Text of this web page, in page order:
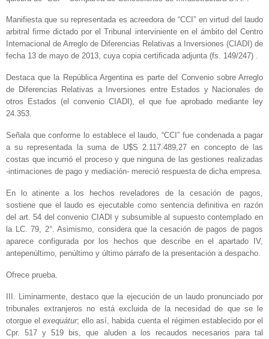
Manifiesta que su representada es acreedora de “CCI” en virtud del laudo
arbitral firme dictado por el Tribunal interviniente en el ámbito del Centro
Internacional de Arreglo de Diferencias Relativas a Inversiones (CIADI) de
fecha 13 de mayo de 2013, cuya copia certificada adjunta (fs. 149/247) .
Destaca que la República Argentina es parte del Convenio sobre Arreglo
de Diferencias Relativas a Inversiones entre Estados y Nacionales de
otros Estados (el convenio CIADI), el que fue aprobado mediante ley
24.353.
Señala que conforme lo establece el laudo, “CCI” fue condenada a pagar
a su representada la suma de U$S 2.117.489,27 en concepto de las
costas que incurrió el proceso y que ninguna de las gestiones realizadas
-intimaciones de pago y mediación- mereció respuesta de dicha empresa.
En lo atinente a los hechos reveladores de la cesación de pagos,
sostiene que el laudo es ejecutable como sentencia definitiva en razón
del art. 54 del convenio CIADI y subsumible al supuesto contemplado en
la LC. 79, 2°. Asimismo, considera que la cesación de pagos de pagos
aparece configurada por los hechos que describe en el apartado IV,
antepenúltimo, penúltimo y último párrafo de la presentación a despacho.
Ofrece prueba.
III. Liminarmente, destaco que la ejecución de un laudo pronunciado por
tribunales extranjeros no está excluida de la necesidad de que se le
otorgue elexequátur; ello así, habida cuenta el régimen establecido por el
Cpr. 517 y 519 bis, que aluden a los recaudos necesarios para tal